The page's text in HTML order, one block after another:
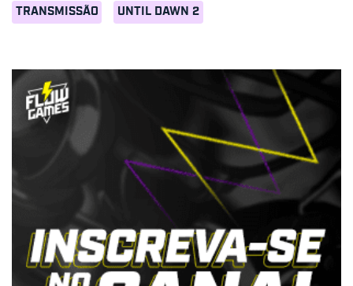
TRANSMISSÃO UNTIL DAWN 2